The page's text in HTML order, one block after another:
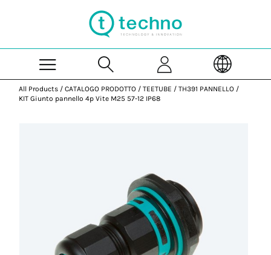
All Products / CATALOGO PRODOTTO / TEETUBE / TH391 PANNELLO /
KIT Giunto pannello 4p Vite M25 57-12 IP68